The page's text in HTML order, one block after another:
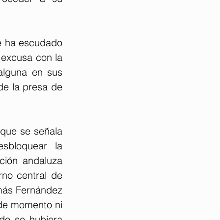
ha escudado
con la
en sus
la presa de
se señala
la
andaluza
central de
Fernández
momento ni